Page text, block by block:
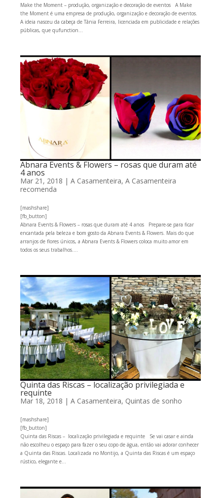
Make the Moment – produção, organização e decoração de eventos A Make
the Moment é uma empresa de produção, organização e decoração de eventos.
A ideia nasceu da cabeça de Tânia Ferreira, licenciada em publicidade e relações
públicas, que qufunction...
Abnara Events & Flowers – rosas que duram até
4 anos
Mar 21, 2018 | A Casamenteira, A Casamenteira
recomenda
[mashshare]
[fb_button]
Abnara Events & Flowers – rosas que duram até 4 anos Prepare-se para ficar
encantada pela beleza e bom gosto da Abnara Events & Flowers. Mais do que
arranjos de flores únicos, a Abnara Events & Flowers coloca muito amor em
todos os seus trabalhos....
Quinta das Riscas – localização privilegiada e
requinte
Mar 18, 2018 | A Casamenteira, Quintas de sonho
[mashshare]
[fb_button]
Quinta das Riscas – localização privilegiada e requinte Se vai casar e ainda
não escolheu o espaço para fazer o seu copo de água, então vai adorar conhecer
a Quinta das Riscas. Localizada no Montijo, a Quinta das Riscas é um espaço
rústico, elegante e...